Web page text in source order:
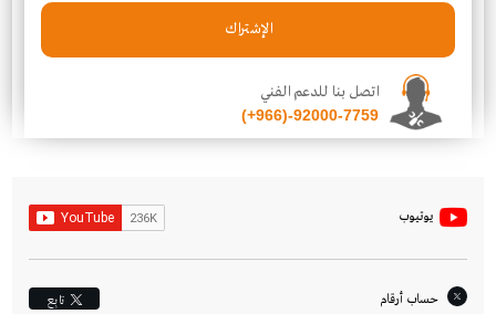
الإشتراك
اتصل بنا للدعم الفني
(+966)-92000-7759
يوتيوب
حساب أرقام تابِع